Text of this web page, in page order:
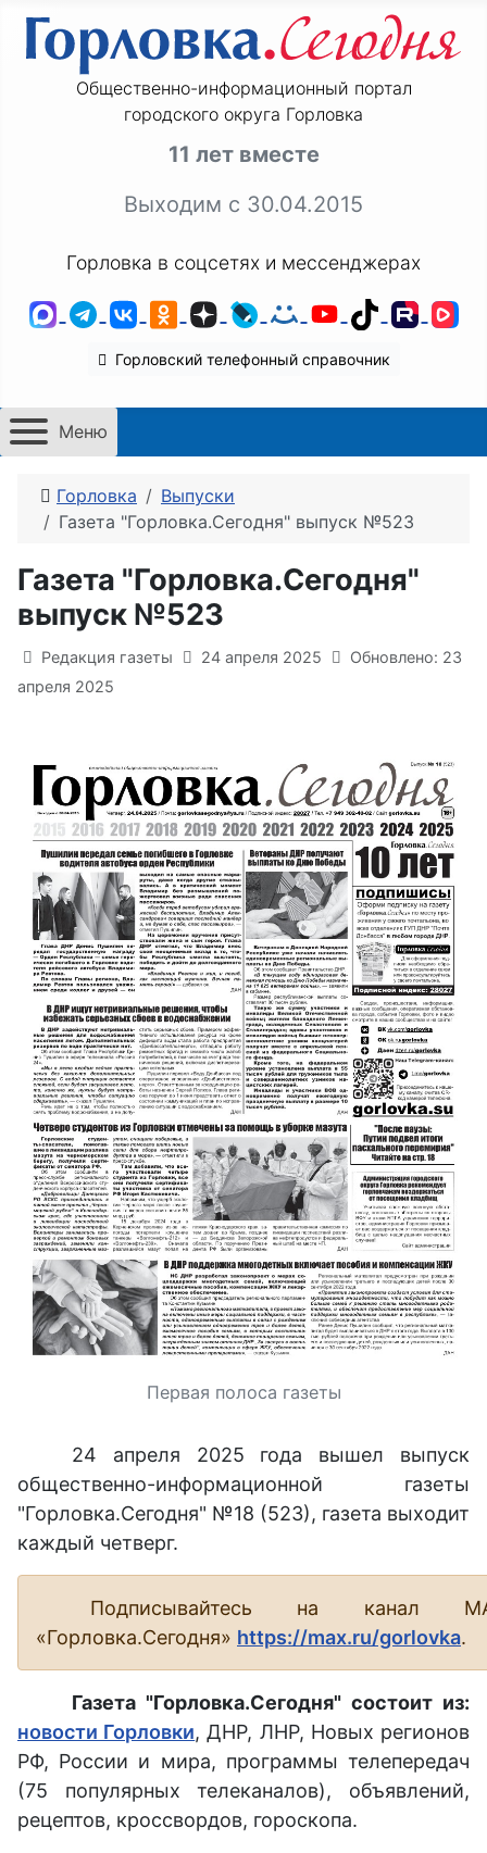
Общественно-информационный портал
городского округа Горловка
11 лет вместе
Выходим с 30.04.2015
Горловка в соцсетях и мессенджерах
MAXTelegram
ВКонтакте
Одноклассники
ДзенLiveJournal
Мой Мир
YouTube
TikTok
Горловский телефонный справочник
Меню
Горловка
Выпуски
Газета "Горловка.Сегодня" выпуск №523
Газета "Горловка.Сегодня"
выпуск №523
Информация о материале
Редакция газеты 24 апреля 2025
Обновлено: 23
апреля 2025
Первая полоса газеты
24 апреля 2025 года вышел выпуск
общественно-информационной газеты
"Горловка.Сегодня" №18 (523), газета выходит
каждый четверг.
Подписывайтесь на канал
«Горловка.Сегодня» https://max.ru/gorlovka.
Газета "Горловка.Сегодня" состоит из:
новости Горловки, ДНР, ЛНР, Новых регионов
РФ, России и мира, программы телепередач
(75 популярных телеканалов), объявлений,
рецептов, кроссвордов, гороскопа.